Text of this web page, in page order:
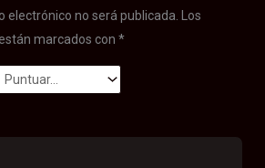
electrónico no será publicada.
Los
marcados con*